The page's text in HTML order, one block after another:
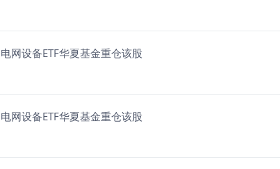
网设备ETF华夏基金重仓该股
网设备ETF华夏基金重仓该股